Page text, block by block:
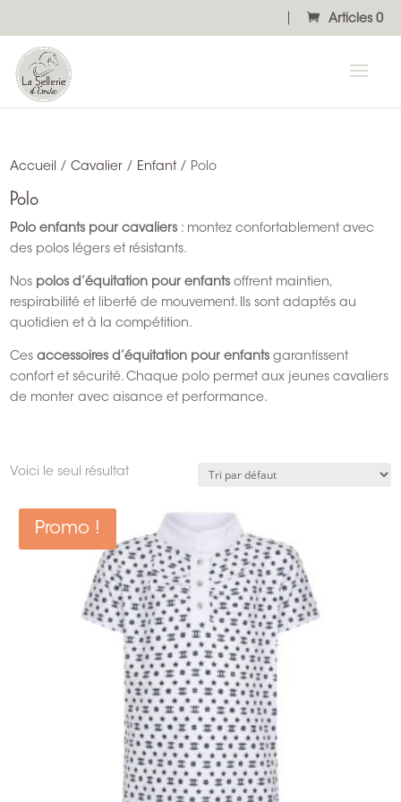
Articles 0
Accueil /Cavalier / Enfant/ Polo
Polo
Polo enfants pour cavaliers : montez confortablement avec
des polos légers et résistants.
Nos polos d’équitation pour enfants offrent maintien,
respirabilité et liberté de mouvement. Ils sont adaptés au
quotidien et à la compétition.
Cesaccessoires d’équitation pour enfants garantissent
confort et sécurité. Chaque polo permet aux jeunes cavaliers
de monter avec aisance et performance.
Voici le seul résultat
Promo !